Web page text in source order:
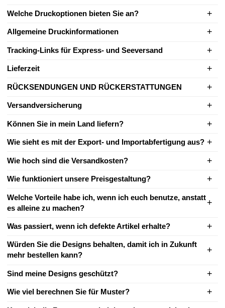
Welche Druckoptionen bieten Sie an?
Allgemeine Druckinformationen
Tracking-Links für Express- und Seeversand
Lieferzeit
RÜCKSENDUNGEN UND RÜCKERSTATTUNGEN
Versandversicherung
Können Sie in mein Land liefern?
Wie sieht es mit der Export- und Importabfertigung aus?
Wie hoch sind die Versandkosten?
Wie funktioniert unsere Preisgestaltung?
Welche Vorteile habe ich, wenn ich euch benutze, anstatt
es alleine zu machen?
Was passiert, wenn ich defekte Artikel erhalte?
Würden Sie die Designs behalten, damit ich in Zukunft
mehr bestellen kann?
Sind meine Designs geschützt?
Wie viel berechnen Sie für Muster?